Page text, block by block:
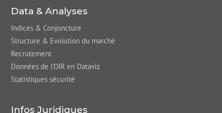
Data & Analyses
Indices & Conjoncture
Structure & Evolution du marché
Recrutement
Données de l'OIR en Dataviz
Statistiques sécurité
Infos Juridiques